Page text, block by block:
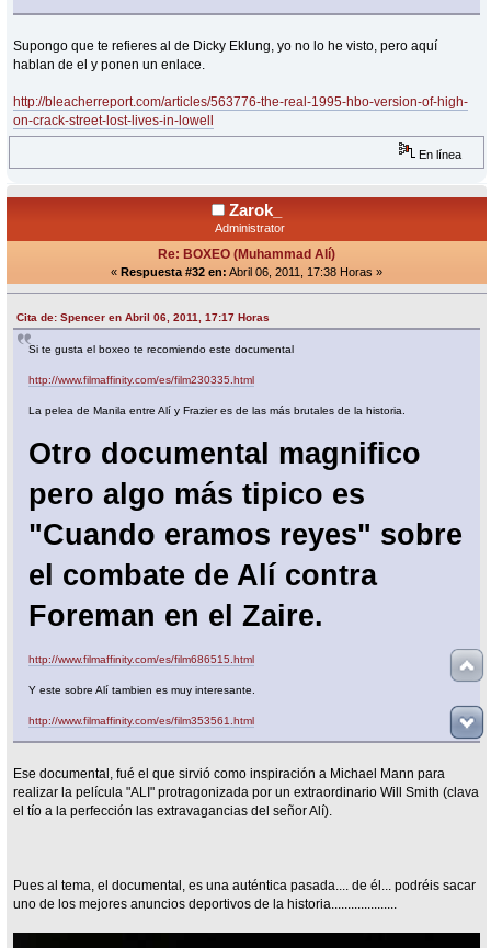
Supongo que te refieres al de Dicky Eklung, yo no lo he visto, pero aquí
hablan de el y ponen un enlace.
http://bleacherreport.com/articles/563776-the-real-1995-hbo-version-of-high-
on-crack-street-lost-lives-in-lowell
En línea
Zarok_
Administrator
Re: BOXEO (Muhammad Alí)
« Respuesta #32 en: Abril 06, 2011, 17:38 Horas »
Cita de: Spencer en Abril 06, 2011, 17:17 Horas
Si te gusta el boxeo te recomiendo este documental
http://www.filmaffinity.com/es/film230335.html
La pelea de Manila entre Alí y Frazier es de las más brutales de la historia.
Otro documental magnifico
pero algo más tipico es
"Cuando eramos reyes" sobre
el combate de Alí contra
Foreman en el Zaire.
http://www.filmaffinity.com/es/film686515.html
Y este sobre Alí tambien es muy interesante.
http://www.filmaffinity.com/es/film353561.html
Ese documental, fué el que sirvió como inspiración a Michael Mann para
realizar la película "ALI" protragonizada por un extraordinario Will Smith (clava
el tío a la perfección las extravagancias del señor Alí).
Pues al tema, el documental, es una auténtica pasada.... de él... podréis sacar
uno de los mejores anuncios deportivos de la historia....................